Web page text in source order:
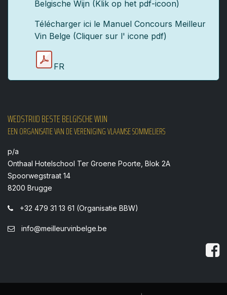
Belgische Wijn (Klik op het pdf-icoon)
Télécharger ici le Manuel Concours Meilleur
Vin Belge (Cliquer sur l' icone pdf)
FR
WEDSTRIJD BESTE BELGISCHE WIJN
EEN ORGANISATIE VAN DE VERENIGING VLAAMSE SOMMELIERS
p/a
Onthaal Hotelschool Ter Groene Poorte, Blok 2A
Spoorwegstraat 14
8200 Brugge
+32 479 31 13 61 (Organisatie BBW)
info@meilleurvinbelge.be